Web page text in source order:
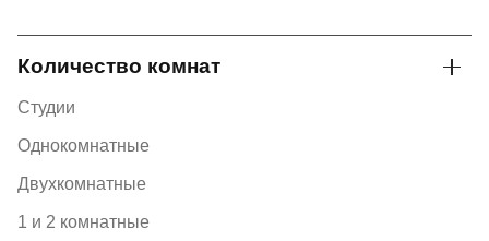
Количество комнат
Студии
Однокомнатные
Двухкомнатные
1 и 2 комнатные